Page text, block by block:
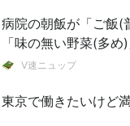
病院の朝飯が「ご飯(
「味の無い野菜(多
V速ニュップ
東京で働きたいけど